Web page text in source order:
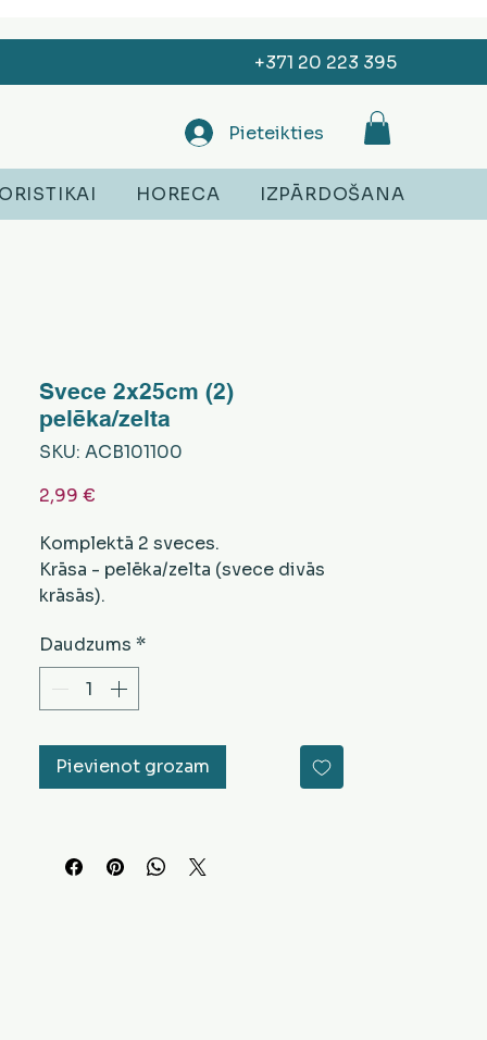
+371 20 223 395
Pieteikties
HORECA IZPĀRDOŠANA
Svece 2x25cm (2)
pelēka/zelta
SKU: ACB101100
2,99 €
Komplektā 2 sveces.
Krāsa - pelēka/zelta (svece divās
krāsās).
Daudzums *
Pievienot grozam